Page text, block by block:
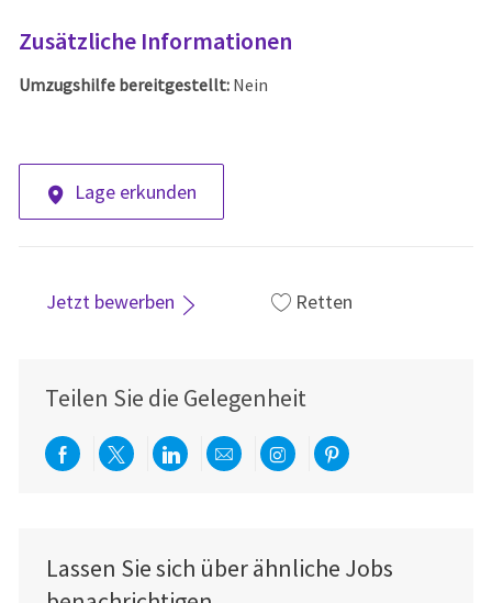
Zusätzliche Informationen
Umzugshilfe bereitgestellt:Nein
Lage erkunden
Jetzt bewerben Retten
Teilen Sie die Gelegenheit
Über Facebook teilen
Per Twitter teilen
Über LinkedIn teilen
Per E-Mail teilen
Über Instagram
Über
Lassen Sie sich über ähnliche Jobs